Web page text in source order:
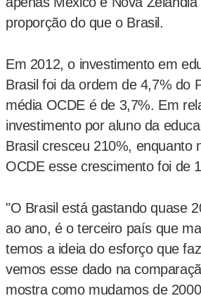
proporção do que o Brasil.
Em 2012, o investimento em
Brasil foi da ordem de 4,7% do
média OCDE é de 3,7%. Em
investimento por aluno da
Brasil cresceu 210%, enquanto
OCDE esse crescimento foi de
"O Brasil está gastando quase
ao ano, é o terceiro país que
temos a ideia do esforço que
vemos esse dado na
mostra como mudamos de